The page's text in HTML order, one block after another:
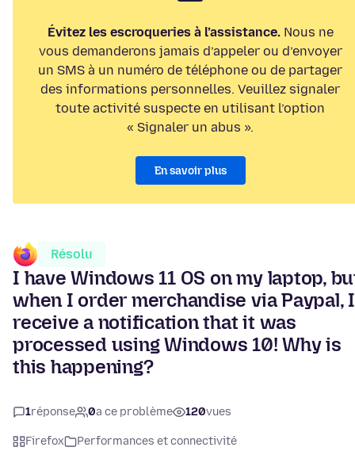
Évitez les escroqueries à l’assistance.Nous ne
vous demanderons jamais d’appeler ou d’envoyer
un SMS à un numéro de téléphone ou de partager
des informations personnelles. Veuillez signaler
toute activité suspecte en utilisant l’option
« Signaler un abus ».
En savoir plus
Résolu
I have Windows 11 OS on my laptop,
when I order merchandise via Paypal, I
receive a notification that it was
processed using Windows 10! Why is
this happening?
1réponse 0a ce problème 120vues
Firefox
Performances et connectivité